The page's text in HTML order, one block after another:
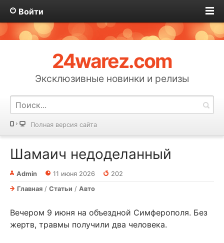
Войти
24warez.com
Эксклюзивные новинки и релизы
Полная версия сайта
Шамаич недоделанный
Admin 11 июня 2026
202
Главная / Статьи / Авто
Вечером 9 июня на объездной Симферополя. Без
жертв, травмы получили два человека.